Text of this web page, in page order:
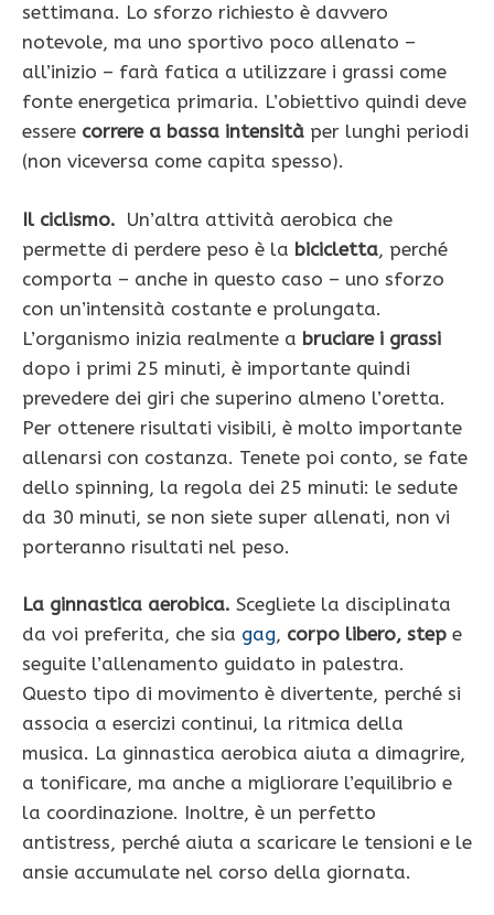
settimana. Lo sforzo richiesto è davvero
notevole, ma uno sportivo poco allenato –
all’inizio – farà fatica a utilizzare i grassi come
fonte energetica primaria. L’obiettivo quindi deve
essere correre a bassa intensità per lunghi periodi
(non viceversa come capita spesso).
Il ciclismo. Un’altra attività aerobica che
permette di perdere peso è la bicicletta, perché
comporta – anche in questo caso – uno sforzo
con un’intensità costante e prolungata.
L’organismo inizia realmente a bruciare i grassi
dopo i primi 25 minuti, è importante quindi
prevedere dei giri che superino almeno l’oretta.
Per ottenere risultati visibili, è molto importante
allenarsi con costanza. Tenete poi conto, se fate
dello spinning, la regola dei 25 minuti: le sedute
da 30 minuti, se non siete super allenati, non vi
porteranno risultati nel peso.
La ginnastica aerobica. Scegliete la disciplinata
da voi preferita, che sia gag, corpo libero, step e
seguite l’allenamento guidato in palestra.
Questo tipo di movimento è divertente, perché si
associa a esercizi continui, la ritmica della
musica. La ginnastica aerobica aiuta a dimagrire,
a tonificare, ma anche a migliorare l’equilibrio e
la coordinazione. Inoltre, è un perfetto
antistress, perché aiuta a scaricare le tensioni e le
ansie accumulate nel corso della giornata.